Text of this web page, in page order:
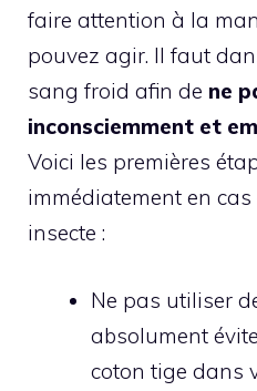
faire attention à la
pouvez agir. Il faut
sang froid afin de ne
inconsciemment et
Voici les premières
immédiatement en cas
insecte :
Ne pas utiliser
absolument
coton tige dans